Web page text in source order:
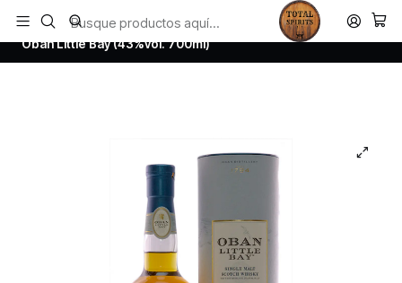
Todos los productos estan en stock. Despachamos a todo Chile.
Inicio Whisky
Scotch Whisky Highland
Oban Little Bay (43%vol. 700ml)